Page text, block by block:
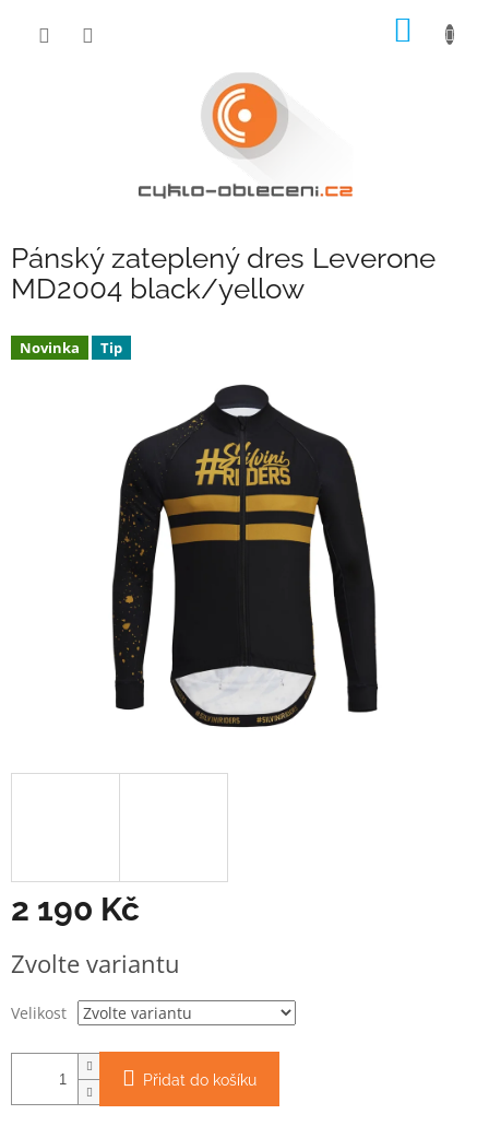
Pánský zateplený dres Leverone
MD2004 black/yellow
Novinka Tip
2 190 Kč
cena:
Zvolte variantu
Velikost
Přidat do košíku